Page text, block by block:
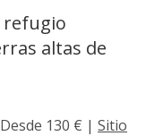
refugio
altas de
130 € | Sitio